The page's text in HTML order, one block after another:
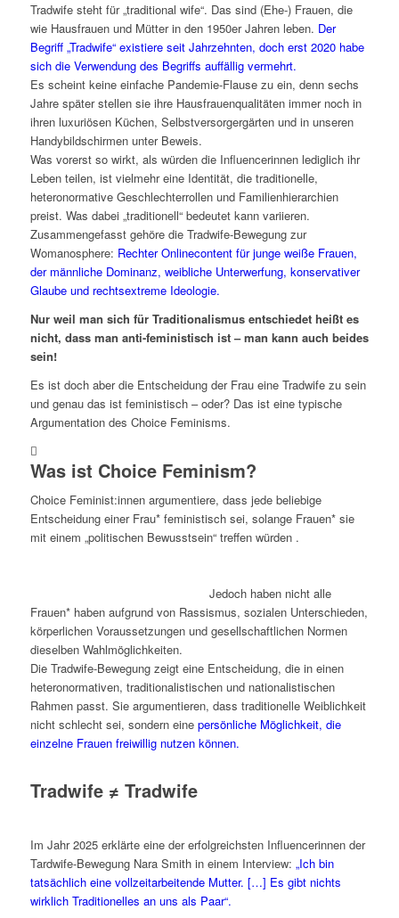
Tradwife steht für „traditional wife“. Das sind (Ehe-) Frauen, die
wie Hausfrauen und Mütter in den 1950er Jahren leben. Der
Begriff „Tradwife“ existiere seit Jahrzehnten, doch erst 2020 habe
sich die Verwendung des Begriffs auffällig vermehrt.
Es scheint keine einfache Pandemie-Flause zu ein, denn sechs
Jahre später stellen sie ihre Hausfrauenqualitäten immer noch in
ihren luxuriösen Küchen, Selbstversorgergärten und in unseren
Handybildschirmen unter Beweis.
Was vorerst so wirkt, als würden die Influencerinnen lediglich ihr
Leben teilen, ist vielmehr eine Identität, die traditionelle,
heteronormative Geschlechterrollen und Familienhierarchien
preist. Was dabei „traditionell“ bedeutet kann variieren.
Zusammengefasst gehöre die Tradwife-Bewegung zur
Womanosphere: Rechter Onlinecontent für junge weiße Frauen,
der männliche Dominanz, weibliche Unterwerfung, konservativer
Glaube und rechtsextreme Ideologie.
Nur weil man sich für Traditionalismus entschiedet heißt es
nicht, dass man anti-feministisch ist – man kann auch beides
sein!
Es ist doch aber die Entscheidung der Frau eine Tradwife zu sein
und genau das ist feministisch – oder? Das ist eine typische
Argumentation des Choice Feminisms.
Was ist Choice Feminism?
Choice Feminist:innen argumentiere, dass jede beliebige
Entscheidung einer Frau* feministisch sei, solange Frauen* sie
mit einem „politischen Bewusstsein“ treffen würden .
Jedoch haben nicht alle
Frauen* haben aufgrund von Rassismus, sozialen Unterschieden,
körperlichen Voraussetzungen und gesellschaftlichen Normen
dieselben Wahlmöglichkeiten.
Die Tradwife-Bewegung zeigt eine Entscheidung, die in einen
heteronormativen, traditionalistischen und nationalistischen
Rahmen passt. Sie argumentieren, dass traditionelle Weiblichkeit
nicht schlecht sei, sondern eine persönliche Möglichkeit, die
einzelne Frauen freiwillig nutzen können.
Tradwife ≠ Tradwife
Im Jahr 2025 erklärte eine der erfolgreichsten Influencerinnen der
Tardwife-Bewegung Nara Smith in einem Interview: „Ich bin
tatsächlich eine vollzeitarbeitende Mutter. […] Es gibt nichts
wirklich Traditionelles an uns als Paar“.